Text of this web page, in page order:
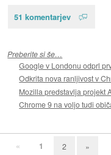
51 komentarjev
Preberite si še…
Google v Londonu odprl
Odkrita nova ranljivost v
Mozilla predstavlja projekt
Chrome 9 na voljo tudi
« 1 2 »